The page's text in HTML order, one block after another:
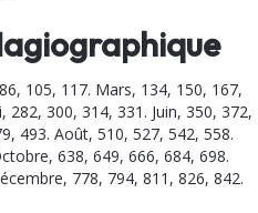
105, 117. Mars, 134, 150, 167,
282, 300, 314, 331. Juin, 350, 372,
493. Août, 510, 527, 542, 558.
638, 649, 666, 684, 698.
778, 794, 811, 826, 842.